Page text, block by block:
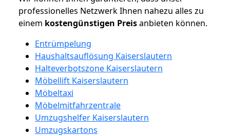
professionelles Netzwerk Ihnen nahezu alles zu
einem kostengünstigen Preisanbieten können.
Entrümpelung
Haushaltsauflösung Kaiserslautern
Halteverbotszone Kaiserslautern
Möbellift Kaiserslautern
Möbeltaxi
Möbelmitfahrzentrale
Umzugshelfer Kaiserslautern
Umzugskartons